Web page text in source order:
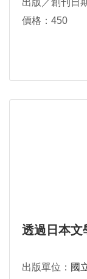
出版／創刊日
價格：450
透過日本文
出版單位： 國